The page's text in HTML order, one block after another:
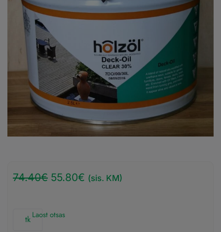
74.40€ 55.80€ (sis. KM)
tk Laost otsas